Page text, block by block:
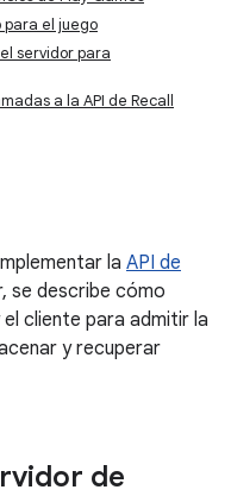
para el juego
servidor para
a la API de Recall
la API de
se describe cómo
cliente para admitir la
y recuperar
de